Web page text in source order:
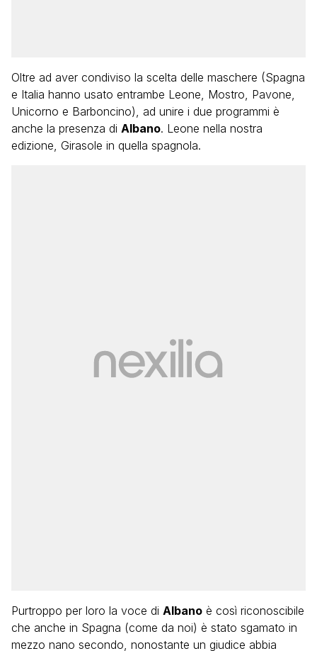
Oltre ad aver condiviso la scelta delle maschere (Spagna
e Italia hanno usato entrambe Leone, Mostro, Pavone,
Unicorno e Barboncino), ad unire i due programmi è
anche la presenza di Albano. Leone nella nostra
edizione, Girasole in quella spagnola.
Purtroppo per loro la voce di Albano è così riconoscibile
che anche in Spagna (come da noi) è stato sgamato in
mezzo nano secondo, nonostante un giudice abbia